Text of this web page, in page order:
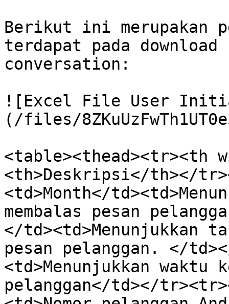
Berikut ini merupakan
terdapat pada
conversation:
![Excel File User
(/files/
<table><thead><tr><th
<th>Deskripsi</th></
<td>Month</
membalas pesan
</td><td>Menunjukkan
pesan pelanggan. </
<td>Menunjukkan waktu
pelanggan</td></